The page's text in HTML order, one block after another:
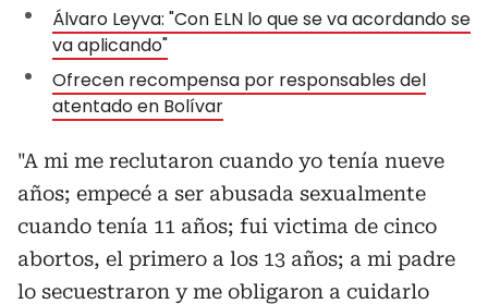
Álvaro Leyva: "Con ELN lo que se va acordando se
va aplicando"
Ofrecen recompensa por responsables del
atentado en Bolívar
"A mi me reclutaron cuando yo tenía nueve
años; empecé a ser abusada sexualmente
cuando tenía 11 años; fui victima de cinco
abortos, el primero a los 13 años; a mi padre
lo secuestraron y me obligaron a cuidarlo